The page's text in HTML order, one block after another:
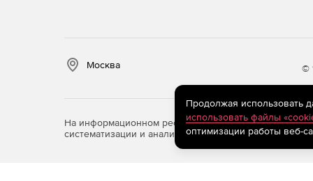
Москва ©
На информационном ресурсе store.softline.ru
систематизации и анализа сведений, относящихся
Продолжая использовать
использовать файлы
оптимизации работы веб-